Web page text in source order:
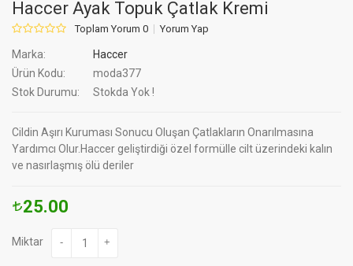
Haccer Ayak Topuk Çatlak Kremi
Toplam Yorum 0 Yorum Yap
Marka:
Haccer
Ürün Kodu:
moda377
Stok Durumu:
Stokda Yok !
Cildin Aşırı Kuruması Sonucu Oluşan Çatlakların Onarılmasına
Yardımcı Olur.Haccer geliştirdiği özel formülle cilt üzerindeki kalın
ve nasırlaşmış ölü deriler
25.00
Miktar - +